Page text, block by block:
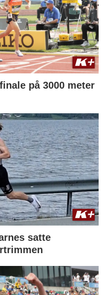
på 3000 meter
satte